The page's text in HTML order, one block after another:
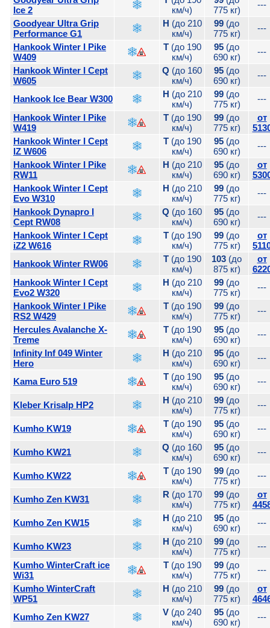
Ice 2
км/ч)
775 кг)
---
Goodyear Ultra Grip
Performance G1
H (до 210
км/ч)
99 (до
775 кг)
---
Hankook Winter I Pike
W409
T(до 190
км/ч)
95 (до
690 кг)
---
Hankook Winter I Cept
W605
Q (до 160
км/ч)
95 (до
690 кг)
---
Hankook Ice Bear W300 H (до 210
км/ч)
99 (до
775 кг)
---
Hankook Winter I Pike
W419
T(до 190
км/ч)
99 (до
775 кг)
от
Hankook Winter I Cept
IZ W606
T(до 190
км/ч)
95 (до
690 кг)
---
Hankook Winter I Pike
RW11
H (до 210
км/ч)
95 (до
690 кг)
от
Hankook Winter I Cept
Evo W310
H (до 210
км/ч)
99 (до
775 кг)
---
Hankook Dynapro I
Cept RW08
Q (до 160
км/ч)
95 (до
690 кг)
---
Hankook Winter I Cept
iZ2 W616
T(до 190
км/ч)
99 (до
775 кг)
от
Hankook Winter RW06
T(до 190
км/ч)
103 (до
875 кг)
от
Hankook Winter I Cept
Evo2 W320
H (до 210
км/ч)
99 (до
775 кг)
---
Hankook Winter I Pike
RS2 W429
T(до 190
км/ч)
99 (до
775 кг)
---
Hercules Avalanche X-
Treme
T(до 190
км/ч)
95 (до
690 кг)
---
Infinity Inf 049 Winter
Hero
H (до 210
км/ч)
95 (до
690 кг)
---
Kama Euro 519 T(до 190
км/ч)
95 (до
690 кг)
---
Kleber Krisalp HP2 H (до 210
км/ч)
99 (до
775 кг)
---
Kumho KW19 T(до 190
км/ч)
95 (до
690 кг)
---
Kumho KW21 Q (до 160
км/ч)
95 (до
690 кг)
---
Kumho KW22 T(до 190
км/ч)
99 (до
775 кг)
---
Kumho Zen KW31 R (до 170
км/ч)
99 (до
775 кг)
от
Kumho Zen KW15
H (до 210
км/ч)
95 (до
690 кг)
---
Kumho KW23 H (до 210
км/ч)
99 (до
775 кг)
---
Kumho WinterCraft ice
Wi31
T(до 190
км/ч)
99 (до
775 кг)
---
Kumho WinterCraft
WP51
H (до 210
км/ч)
99 (до
775 кг)
от
Kumho Zen KW27
V (до 240
км/ч)
95 (до
690 кг)
---